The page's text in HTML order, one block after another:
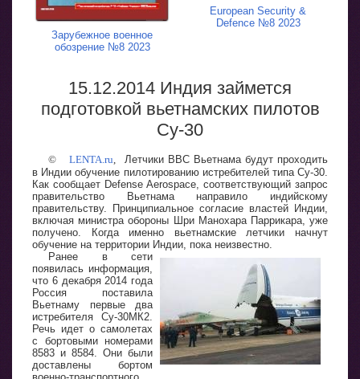
Зарубежное военное
обозрение №8 2023
European Security &
Defence №8 2023
15.12.2014 Индия займется
подготовкой вьетнамских пилотов
Су-30
© LENTA.ru
Летчики ВВС Вьетнама будут проходить
в Индии обучение пилотированию истребителей типа Су-30.
Как сообщает Defense Aerospace, соответствующий запрос
правительство Вьетнама направило индийскому
правительству. Принципиальное согласие властей Индии,
включая министра обороны Шри Манохара Паррикара, уже
получено. Когда именно вьетнамские летчики начнут
обучение на территории Индии, пока неизвестно.
Ранее в сети
появилась информация,
что 6 декабря 2014 года
Россия поставила
Вьетнаму первые два
истребителя Су-30МК2.
Речь идет о самолетах
с бортовыми номерами
8583 и 8584. Они были
доставлены бортом